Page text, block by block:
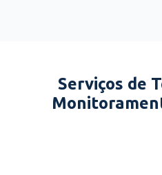
Serviços de